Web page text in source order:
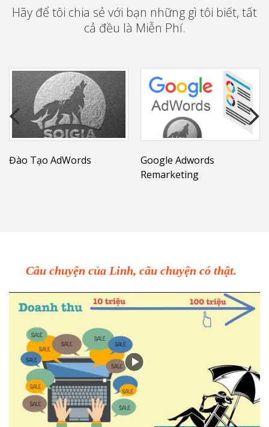
Hãy để tôi chia sẻ với bạn những gì tôi biết, tất
cả đều là Miễn Phí.
Đào Tạo AdWords
Google Adwords
Remarketing
Câu chuyện của Linh, câu chuyện có thật.